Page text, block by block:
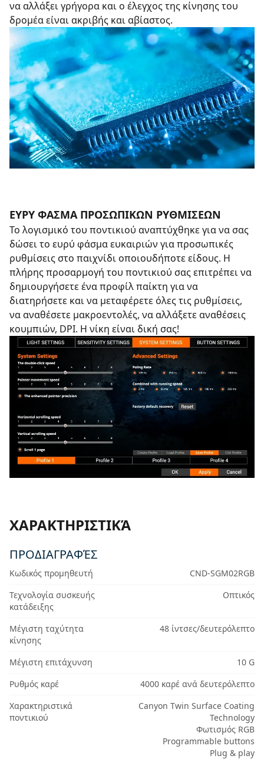
να αλλάξει γρήγορα και ο έλεγχος της κίνησης του
δρομέα είναι ακριβής και αβίαστος.
ΕΥΡΥ ΦΑΣΜΑ ΠΡΟΣΩΠΙΚΩΝ ΡΥΘΜΙΣΕΩΝ
Το λογισμικό του ποντικιού αναπτύχθηκε για να σας
δώσει το ευρύ φάσμα ευκαιριών για προσωπικές
ρυθμίσεις στο παιχνίδι οποιουδήποτε είδους. Η
πλήρης προσαρμογή του ποντικιού σας επιτρέπει να
δημιουργήσετε ένα προφίλ παίκτη για να
διατηρήσετε και να μεταφέρετε όλες τις ρυθμίσεις,
να αναθέσετε μακροεντολές, να αλλάξετε αναθέσεις
κουμπιών, DPI. Η νίκη είναι δική σας!
ΧΑΡΑΚΤΗΡΙΣΤΙΚΆ
ΠΡΟΔΙΑΓΡΑΦΈΣ
Κωδικός προμηθευτή
CND-SGM02RGB
Τεχνολογία συσκευής
κατάδειξης
Οπτικός
Μέγιστη ταχύτητα
κίνησης
48 ίντσες/δευτερόλεπτο
Μέγιστη επιτάχυνση
10 G
Ρυθμός καρέ
4000 καρέ ανά δευτερόλεπτο
Χαρακτηριστικά
ποντικιού
Canyon Twin Surface Coating
Technology
Φωτισμός RGB
Programmable buttons
Plug & play